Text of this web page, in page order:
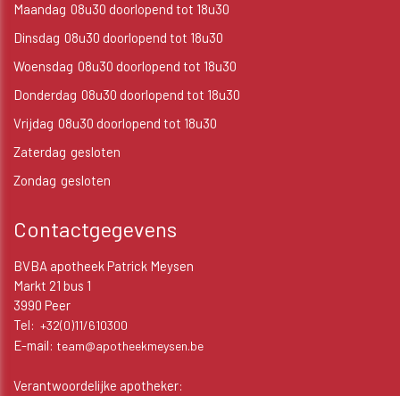
Maandag 08u30 doorlopend tot 18u30
Dinsdag 08u30 doorlopend tot 18u30
Woensdag 08u30 doorlopend tot 18u30
Donderdag 08u30 doorlopend tot 18u30
Vrijdag 08u30 doorlopend tot 18u30
Zaterdag gesloten
Zondag gesloten
Contactgegevens
BVBA apotheek Patrick Meysen
Markt 21 bus 1
3990 Peer
Tel: +32(0)11/610300
E-mail: team@apotheekmeysen.be
Verantwoordelijke apotheker: